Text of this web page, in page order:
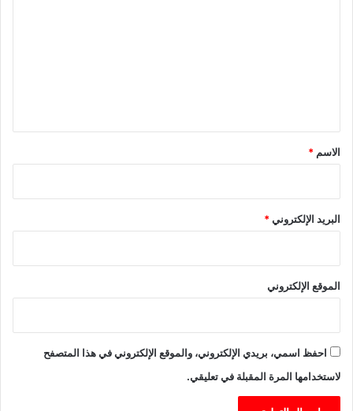
*
الاسم *
البريد الإلكتروني*
الموقع الإلكتروني
احفظ اسمي، بريدي الإلكتروني، والموقع الإلكتروني في هذا المتصفح
لاستخدامها المرة المقبلة في تعليقي.